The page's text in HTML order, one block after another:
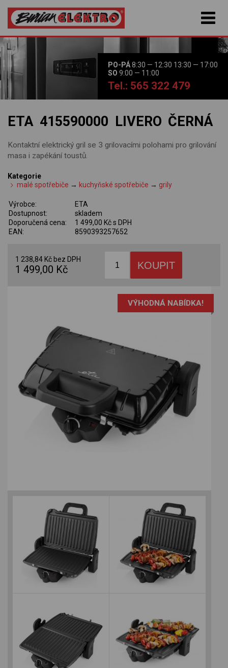
PO-PÁ8:30 — 12:30 13:30 — 17:00
SO 9:00 — 11:00
Tel.: 565 322 479
ETA 415590000 LIVERO ČERNÁ
Kontaktní elektrický gril se 3 grilovacími polohami pro grilování
masa i zapékání toustů.
Kategorie
malé spotřebiče → kuchyňské spotřebiče → grily
Výrobce:
ETA
Dostupnost:
skladem
Doporučená cena:
1 499,00 Kč s DPH
EAN:
8590393257652
1 238,84 Kč bez DPH
1 499,00 Kč
VÝHODNÁ NABÍDKA!